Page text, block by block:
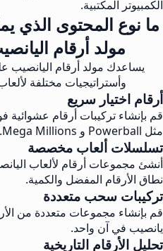
الكمبيوتر المكتبية.
ما نوع المحتوى الذي
مولد أرقام
يساعدك مولد أرقام اليانصيب
وأستراتيجيات مختلفة
أرقام اختيار سريع
قم بإنشاء تركيبات أرقام عشوائية
مثل Powerball و Mega Millions.
تسلسلات ألعاب مخصصة
أنشئ مجموعات أرقام لألعاب
نطاق الأرقام المفضل والكمية.
تركيبات سحب متعددة
قم بإنشاء مجموعات متعددة من
يانصيب في آن واحد.
تحليل الأرقام التاريخية